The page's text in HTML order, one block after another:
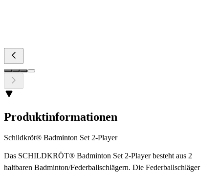
Produktinformationen
Schildkröt® Badminton Set 2-Player
Das SCHILDKRÖT® Badminton Set 2-Player besteht aus 2
haltbaren Badminton/Federballschlägern. Die Federballschläger